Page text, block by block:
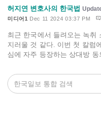
허지연 변호사의 한국법
미디어1 Dec 11 2024 03:37 PM
최근 한국에서 들려오는 녹취
지러울 것 같다. 이번 첫 칼럼
심에 자주 등장하는 상대방 동